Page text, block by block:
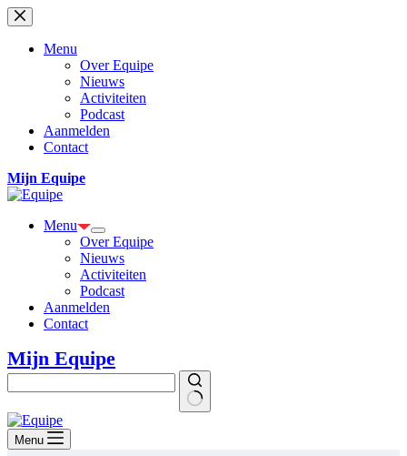
Ga
naar
Menu
Over Equipe
Nieuws
Activiteiten
Podcast
Aanmelden
Contact
Mijn Equipe
Menu
Over Equipe
Nieuws
Activiteiten
Podcast
Aanmelden
Contact
Mijn Equipe
Geen
resultaten
Menu